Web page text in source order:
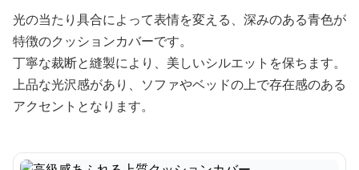
光の当たり具合によって表情を変える、深みのある青色が
特徴のクッションカバーです。
丁寧な裁断と縫製により、美しいシルエットを保ちます。
上品な光沢感があり、ソファやベッドの上で存在感のある
アクセントとなります。